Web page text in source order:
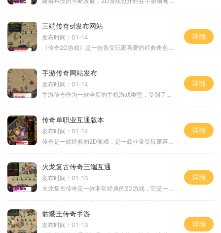
三端传奇sf发布网站
发布时间：01-14
《传奇2D游戏》是一款备受玩家喜爱的经典角色扮演游戏，至今仍然保持着万人在线的高人气。而在众多三端传奇sf发布网站中，就有一家以其独特的玩法和引人入胜的游戏内容而备受追
详情
手游传奇网站发布
发布时间：01-14
手游传奇作为一款全新的手机游戏类型，受到了众多玩家的喜爱和追捧。随着手游传奇网站的发布，玩家们能够更加方便地获取这款游戏，并且享受到更加丰富多样的游戏玩法。下面将
详情
传奇单职业互通版本
发布时间：01-14
传奇是一款经典的2D游戏，是一款非常受玩家喜爱的角色扮演游戏。它拥有万人在线、玩家互动的特点，给玩家带来了无尽的乐趣和刺激。在传奇中，玩家可以选择不同的职业，包括战士
详情
火龙复古传奇三端互通
发布时间：01-13
火龙复古传奇是一款非常经典的2D游戏，它是一款角色扮演游戏，能够让玩家体验到传奇世界的魅力。它是一款万人在线的游戏，玩家可以和其他玩家一起互动，进行自由交易，共同探索
详情
骷髅王传奇手游
发布时间：01-13
详情